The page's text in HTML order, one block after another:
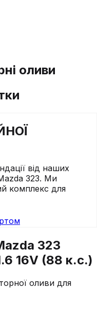
оливи
від наших
323. Ми
комплекс для
323
16V (88 к.с.)
оливи для